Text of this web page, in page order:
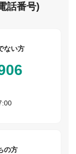
話番号)
ない方
の方